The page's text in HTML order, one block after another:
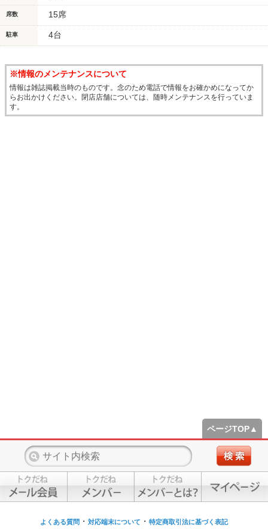
席数 15席
駐車 4台
※情報のメンテナンスについて
情報は雑誌掲載当時のものです。念のため電話で情報をお確かめになってか
らお出かけください。閉店店舗については、随時メンテナンスを行っていま
す。
ページTOP▲
よくある質問 ・ 対応端末について ・ 特定商取引法に基づく表記